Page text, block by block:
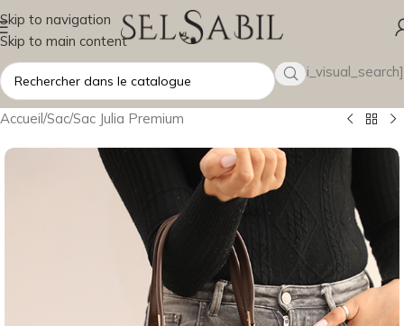
Skip to navigation
Skip to main content
[wsbi_visual_search]
Accueil/Sac/Sac Julia Premium